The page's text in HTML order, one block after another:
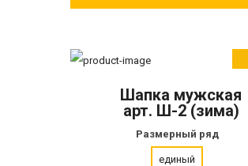
ПОДРОБНЕЕ
Шапка мужская
арт. Ш-2 (зима)
Размерный ряд
единый